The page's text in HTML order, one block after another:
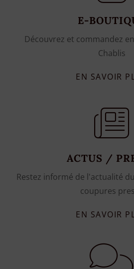
E-
Découvrez et commandez
Chablis
EN SAVOIR
ACTUS /
Restez informé de l'actualité
coupures
EN SAVOIR